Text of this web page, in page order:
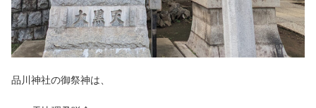
品川神社の御祭神は、